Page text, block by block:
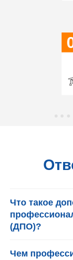
Что такое
(ДПО)?
Чем